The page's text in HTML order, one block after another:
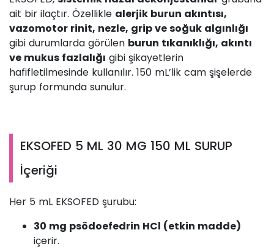
ait bir ilaçtır. Özellikle alerjik burun akıntısı,
vazomotor rinit, nezle, grip ve soğuk algınlığı
gibi durumlarda görülen burun tıkanıklığı, akıntı
ve mukus fazlalığı gibi şikayetlerin
hafifletilmesinde kullanılır. 150 mL’lik cam şişelerde
şurup formunda sunulur.
EKSOFED 5 ML 30 MG 150 ML SURUP
İçeriği
Her 5 mL EKSOFED şurubu:
30 mg psödoefedrin HCl (etkin madde)
içerir.